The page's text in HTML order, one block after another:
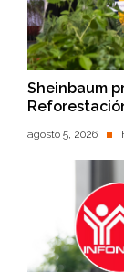
Sheinbaum
agosto 5, 2026